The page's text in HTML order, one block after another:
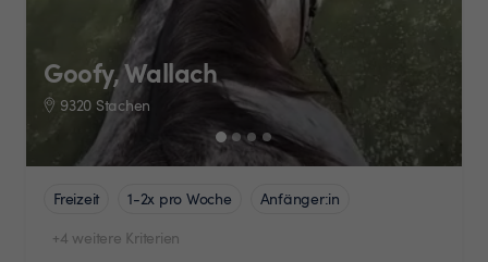
Goofy, Wallach
9320 Stachen
Freizeit 1-2x pro Woche
Anfänger:in
+4 weitere Kriterien